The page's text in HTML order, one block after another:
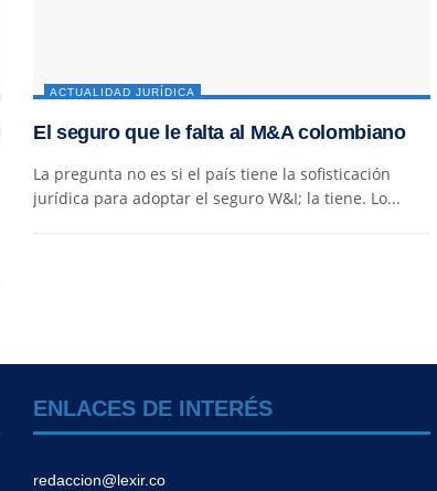
ACTUALIDAD JURÍDICA
El seguro que le falta al M&A colombiano
La pregunta no es si el país tiene la sofisticación
jurídica para adoptar el seguro W&I; la tiene. Lo...
ENLACES DE INTERÉS
redaccion@lexir.co